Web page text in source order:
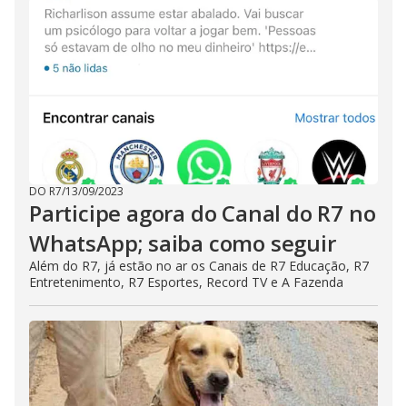
DO R7/13/09/2023
Participe agora do Canal do R7 no
WhatsApp; saiba como seguir
Além do R7, já estão no ar os Canais de R7 Educação, R7
Entretenimento, R7 Esportes, Record TV e A Fazenda